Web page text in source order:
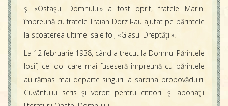
şi «Ostaşul Domnului» a fost oprit, fratele Marini
împreună cu fratele Traian Dorz l-au ajutat pe părintele
la scoaterea ultimei sale foi, «Glasul Dreptăţii».
La 12 februarie 1938, când a trecut la Domnul Părintele
Iosif, cei doi care mai fuseseră împreună cu părintele
au rămas mai departe singuri la sarcina propovăduirii
Cuvântului scris şi vorbit pentru cititorii şi abonaţii